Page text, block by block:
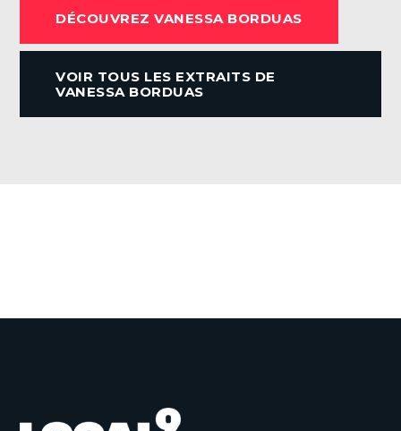
e
b
o
DÉCOUVREZ VANESSA BORDUAS
VOIR TOUS LES EXTRAITS DE
VANESSA BORDUAS